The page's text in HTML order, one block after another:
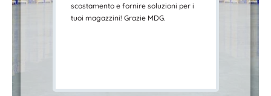
scostamento e fornire soluzioni per i
tuoi magazzini! Grazie MDG.
di